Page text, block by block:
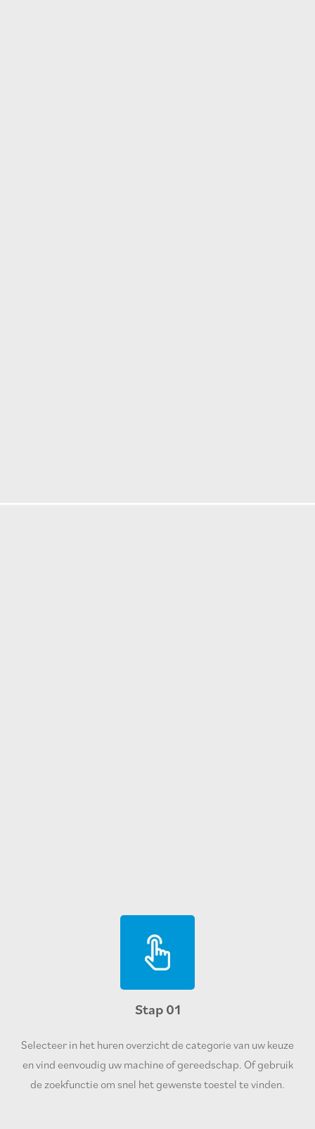
Stap 01
Selecteer in het huren overzicht de categorie van uw keuze
en vind eenvoudig uw machine of gereedschap. Of gebruik
de zoekfunctie om snel het gewenste toestel te vinden.